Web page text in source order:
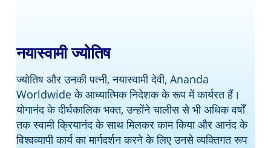
नयास्वामी ज्योतिष
ज्योतिष और उनकी पत्नी, नयास्वामी देवी, Ananda
Worldwide के आध्यात्मिक निदेशक के रूप में कार्यरत हैं।
योगानंद के दीर्घकालिक भक्त, उन्होंने चालीस से भी अधिक वर्षों
तक स्वामी क्रियानंद के साथ मिलकर काम किया और आनंद के
विश्वव्यापी कार्य का मार्गदर्शन करने के लिए उनसे व्यक्तिगत रूप